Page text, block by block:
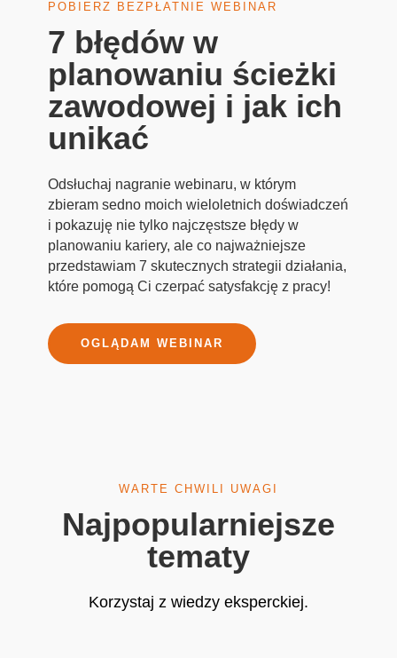
POBIERZ BEZPŁATNIE WEBINAR
7 błędów w
planowaniu ścieżki
zawodowej i jak ich
unikać
Odsłuchaj nagranie webinaru, w którym
zbieram sedno moich wieloletnich doświadczeń
i pokazuję nie tylko najczęstsze błędy w
planowaniu kariery, ale co najważniejsze
przedstawiam 7 skutecznych strategii działania,
które pomogą Ci czerpać satysfakcję z pracy!
OGLĄDAM WEBINAR
WARTE CHWILI UWAGI
Najpopularniejsze
tematy
Korzystaj z wiedzy eksperckiej.